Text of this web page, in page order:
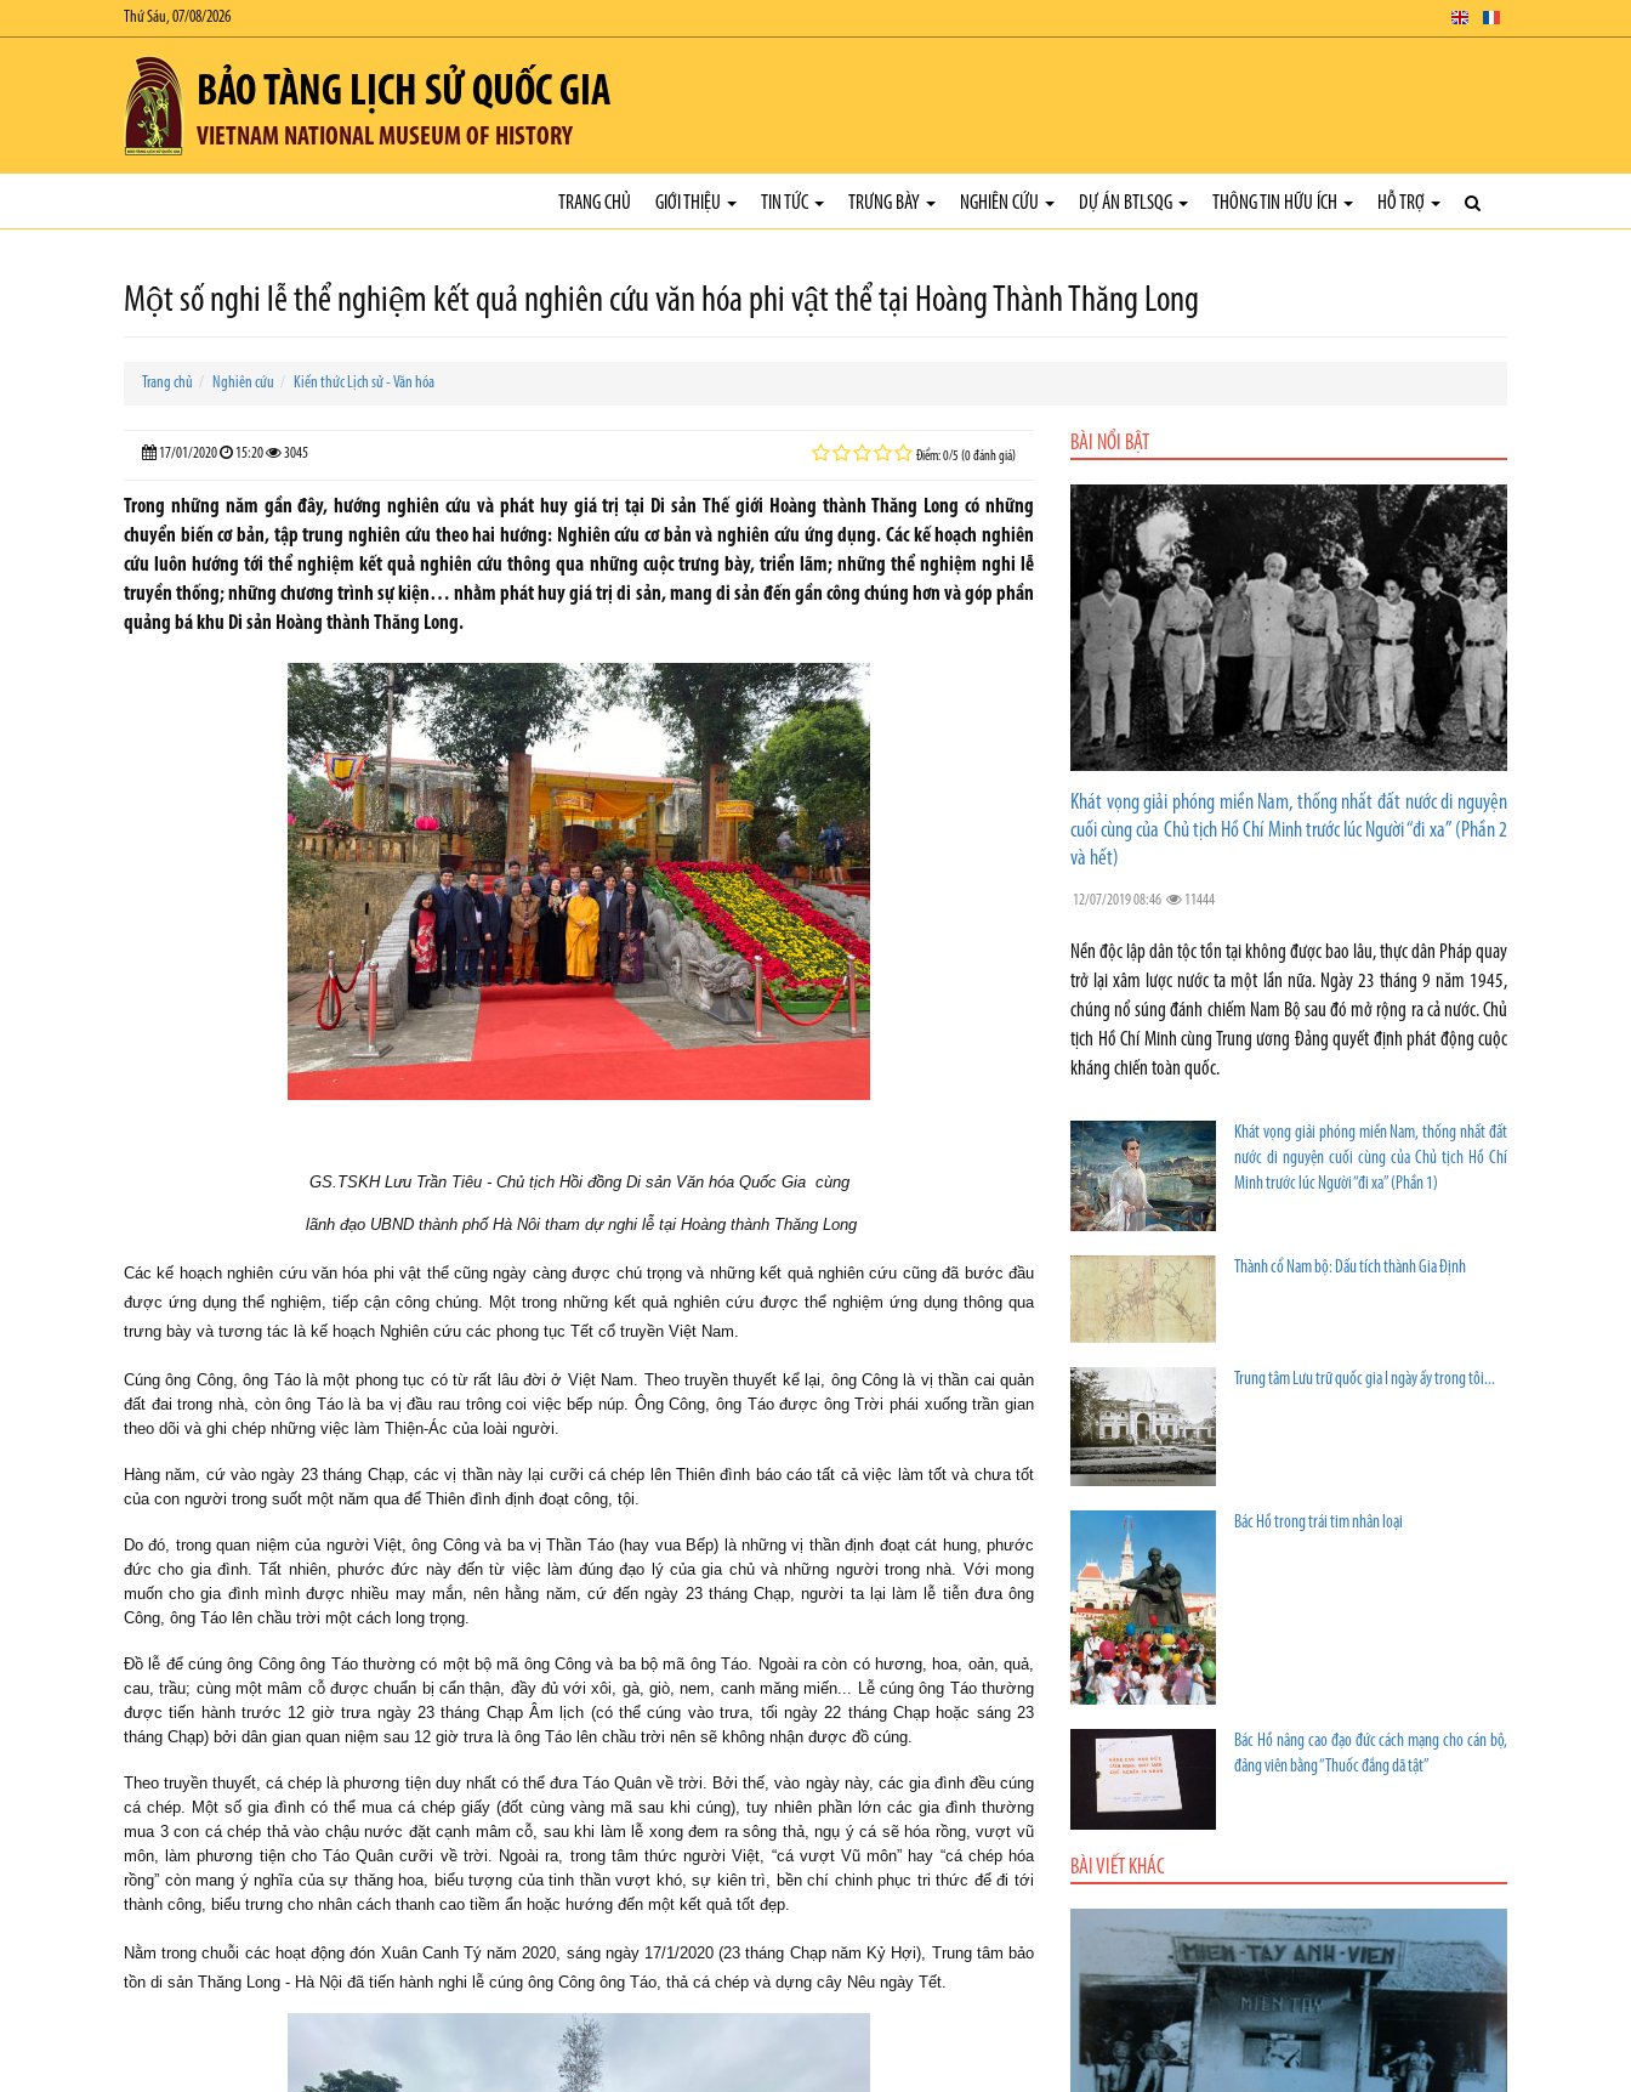
Thứ Sáu, 07/08/2026
BẢO TÀNG LỊCH SỬ QUỐC GIA
VIETNAM NATIONAL MUSEUM OF HISTORY
TRANG CHỦ GIỚI THIỆU TIN TỨC TRƯNG BÀY NGHIÊN CỨU DỰ ÁN BTLSQG THÔNG TIN HỮU ÍCH HỖ TRỢ
Một số nghi lễ thể nghiệm kết quả nghiên cứu văn hóa phi vật thể tại Hoàng Thành Thăng Long
Trang chủ Nghiên cứu Kiến thức Lịch sử - Văn hóa
17/01/2020 15:20 3045 Điểm: 0/5 (0 đánh giá)
Trong những năm gần đây, hướng nghiên cứu và phát huy giá trị tại Di sản Thế giới Hoàng thành Thăng Long có những
chuyển biến cơ bản, tập trung nghiên cứu theo hai hướng: Nghiên cứu cơ bản và nghiên cứu ứng dụng. Các kế hoạch nghiên
cứu luôn hướng tới thể nghiệm kết quả nghiên cứu thông qua những cuộc trưng bày, triển lãm; những thể nghiệm nghi lễ
truyền thống; những chương trình sự kiện… nhằm phát huy giá trị di sản, mang di sản đến gần công chúng hơn và góp phần
quảng bá khu Di sản Hoàng thành Thăng Long.
GS.TSKH Lưu Trần Tiêu - Chủ tịch Hồi đồng Di sản Văn hóa Quốc Gia cùng
lãnh đạo UBND thành phố Hà Nôi tham dự nghi lễ tại Hoàng thành Thăng Long
Các kế hoạch nghiên cứu văn hóa phi vật thể cũng ngày càng được chú trọng và những kết quả nghiên cứu cũng đã bước đầu
được ứng dụng thể nghiệm, tiếp cận công chúng. Một trong những kết quả nghiên cứu được thể nghiệm ứng dụng thông qua
trưng bày và tương tác là kế hoạch Nghiên cứu các phong tục Tết cổ truyền Việt Nam.
Cúng ông Công, ông Táo là một phong tục có từ rất lâu đời ở Việt Nam. Theo truyền thuyết kể lại, ông Công là vị thần cai quản
đất đai trong nhà, còn ông Táo là ba vị đầu rautrông coi việc bếp núp. Ông Công, ông Táo được ông Trời phái xuống trần gian
theo dõi và ghi chép những việc làm Thiện-Ác của loài người.
Hàng năm, cứ vào ngày 23 tháng Chạp, các vị thần này lại cưỡi cá chép lên Thiên đình báo cáo tất cả việc làm tốt và chưa tốt
của con người trong suốt một năm qua để Thiên đình định đoạt công, tội.
Do đó, trong quan niệm của người Việt, ông Công và ba vị Thần Táo (hay vua Bếp) là những vị thần định đoạt cát hung, phước
đức cho gia đình. Tất nhiên, phước đức này đến từ việc làm đúng đạo lý của gia chủ và những người trong nhà. Với mong
muốn cho gia đình mình được nhiều may mắn, nên hằng năm, cứ đến ngày 23 tháng Chạp, người ta lại làm lễ tiễn đưa ông
Công, ông Táo lên chầu trời một cách long trọng.
Đồ lễ đểcúng ông Công ông Táothường có một bộ mã ông Công và ba bộ mã ông Táo. Ngoài ra còn có hương, hoa, oản, quả,
cau, trầu; cùng một mâm cỗ được chuẩn bị cẩn thận, đầy đủ với xôi, gà, giò, nem, canh măng miến... Lễ cúng ông Táo thường
được tiến hành trước 12 giờ trưa ngày 23 tháng ChạpÂm lịch (có thể cúng vào trưa, tối ngày 22 tháng Chạp hoặc sáng 23
tháng Chạp) bởi dân gian quan niệm sau 12 giờ trưa là ông Táo lên chầu trời nên sẽ không nhận được đồ cúng.
Theo truyền thuyết, cá chép là phương tiện duy nhất có thể đưa Táo Quân về trời. Bởi thế, vào ngày này, các gia đình đều cúng
cá chép. Một số gia đình có thể mua cá chép giấy (đốt cùng vàng mã sau khi cúng), tuy nhiên phần lớn các gia đình thường
mua 3 con cá chép thả vào chậu nước đặt cạnh mâm cỗ, sau khi làm lễ xong đem ra sông thả, ngụ ý cá sẽ hóa rồng, vượt vũ
môn, làm phương tiện cho Táo Quân cưỡi về trời. Ngoài ra, trong tâm thức người Việt, “cá vượt Vũ môn” hay “cá chép hóa
rồng” còn mang ý nghĩa của sự thăng hoa, biểu tượng của tinh thần vượt khó, sự kiên trì, bền chí chinh phục tri thức để đi tới
thành công, biểu trưng cho nhân cách thanh cao tiềm ẩn hoặc hướng đến một kết quả tốt đẹp.
Nằm trong chuỗi các hoạt động đón Xuân Canh Tý năm 2020, sáng ngày 17/1/2020 (23 tháng Chạp năm Kỷ Hợi), Trung tâm bảo
tồn di sản Thăng Long - Hà Nội đã tiến hành nghi lễ cúng ông Công ông Táo, thả cá chép và dựng cây Nêu ngày Tết.
BÀI NỔI BẬT
Khát vọng giải phóng miền Nam, thống nhất đất nước di nguyện
cuối cùng của Chủ tịch Hồ Chí Minh trước lúc Người “đi xa” (Phần 2
và hết)
12/07/2019 08:46 11444
Nền độc lập dân tộc tồn tại không được bao lâu, thực dân Pháp quay
trở lại xâm lược nước ta một lần nữa. Ngày 23 tháng 9 năm 1945,
chúng nổ súng đánh chiếm Nam Bộ sau đó mở rộng ra cả nước. Chủ
tịch Hồ Chí Minh cùng Trung ương Đảng quyết định phát động cuộc
kháng chiến toàn quốc.
Khát vọng giải phóng miền Nam, thống nhất đất
nước di nguyện cuối cùng của Chủ tịch Hồ Chí
Minh trước lúc Người “đi xa” (Phần 1)
Thành cổ Nam bộ: Dấu tích thành Gia Định
Trung tâm Lưu trữ quốc gia I ngày ấy trong tôi...
Bác Hồ trong trái tim nhân loại
Bác Hồ nâng cao đạo đức cách mạng cho cán bộ,
đảng viên bằng “Thuốc đắng dã tật”
BÀI VIẾT KHÁC